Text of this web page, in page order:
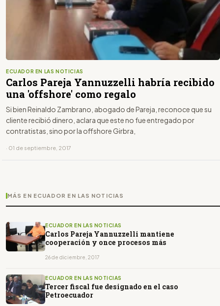
ECUADOR EN LAS NOTICIAS
Carlos Pareja Yannuzzelli habría recibido
una 'offshore' como regalo
Si bien Reinaldo Zambrano, abogado de Pareja, reconoce que su
cliente recibió dinero, aclara que este no fue entregado por
contratistas, sino por la offshore Girbra,
· 01 de septiembre, 2017
MÁS EN ECUADOR EN LAS NOTICIAS
ECUADOR EN LAS NOTICIAS
Carlos Pareja Yannuzzelli mantiene
cooperación y once procesos más
26 de diciembre, 2017
ECUADOR EN LAS NOTICIAS
Tercer fiscal fue designado en el caso
Petroecuador